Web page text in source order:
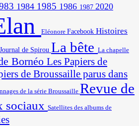
1984 1985 1986 1987 2020
Eléonore Facebook Histoires
Journal de Spirou La bête La chapelle
Bornéo Les Papiers de
de Broussaille parus dans
de la série Broussaille Revue de
sociaux Satellites des albums de